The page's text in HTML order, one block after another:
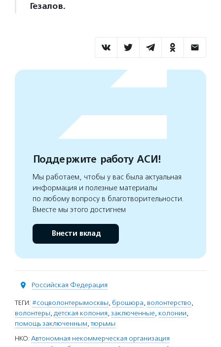
Гезалов.
Поддержите работу АСИ!
Мы работаем, чтобы у вас была актуальная
информация и полезные материалы
по любому вопросу в благотворительности.
Вместе мы этого достигнем
Внести вклад
Российская Федерация
ТЕГИ: #соцволонтерымосквы, брошюра, волонтерство,
волонтеры, детская колония, заключенные, колонии,
помощь заключенным,тюрьмы
НКО: Автономная некоммерческая организация